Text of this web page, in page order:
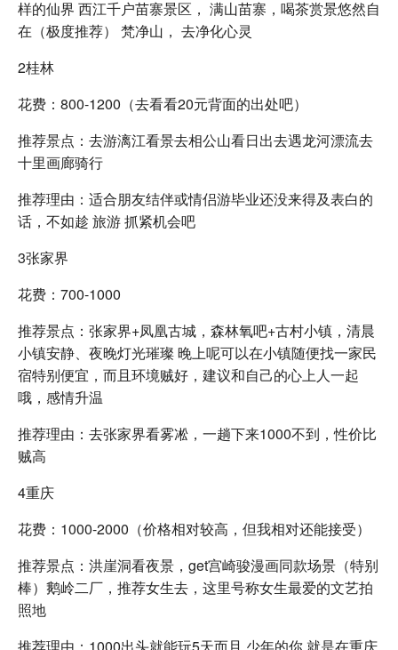
样的仙界 西江千户苗寨景区， 满山苗寨，喝茶赏景悠然自
在（极度推荐） 梵净山， 去净化心灵
2桂林
花费：800-1200（去看看20元背面的出处吧）
推荐景点：去游漓江看景去相公山看日出去遇龙河漂流去
十里画廊骑行
推荐理由：适合朋友结伴或情侣游毕业还没来得及表白的
话，不如趁 旅游 抓紧机会吧
3张家界
花费：700-1000
推荐景点：张家界+凤凰古城，森林氧吧+古村小镇，清晨
小镇安静、夜晚灯光璀璨 晚上呢可以在小镇随便找一家民
宿特别便宜，而且环境贼好，建议和自己的心上人一起
哦，感情升温
推荐理由：去张家界看雾凇，一趟下来1000不到，性价比
贼高
4重庆
花费：1000-2000（价格相对较高，但我相对还能接受）
推荐景点：洪崖洞看夜景，get宫崎骏漫画同款场景（特别
棒）鹅岭二厂，推荐女生去，这里号称女生最爱的文艺拍
照地
推荐理由：1000出头就能玩5天而且 少年的你 就是在重庆